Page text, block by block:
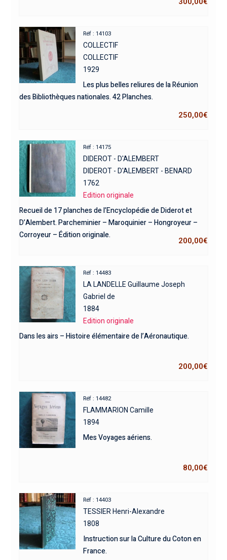
Réf : 14103
COLLECTIF
COLLECTIF
1929
Les plus belles reliures de la Réunion
des Bibliothèques nationales. 42 Planches.
250,00€
Réf : 14175
DIDEROT - D'ALEMBERT
DIDEROT - D'ALEMBERT - BENARD
1762
Edition originale
Recueil de 17 planches de l’Encyclopédie de Diderot et
D’Alembert. Parcheminier – Maroquinier – Hongroyeur –
Corroyeur – Édition originale.
200,00€
Réf : 14483
LA LANDELLE Guillaume Joseph
Gabriel de
1884
Edition originale
Dans les airs – Histoire élémentaire de l’Aéronautique.
200,00€
Réf : 14482
FLAMMARION Camille
1894
Mes Voyages aériens.
80,00€
Réf : 14403
TESSIER Henri-Alexandre
1808
Instruction sur la Culture du Coton en
France.